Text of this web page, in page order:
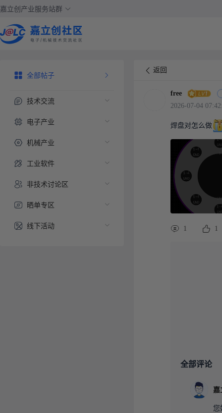
嘉立创产业服务站群
全部帖子
技术交流
电子产业
机械产业
工业软件
非技术讨论区
晒单专区
线下活动
返回
free
2026-07-04
焊盘对怎么做
1 1
全部评论